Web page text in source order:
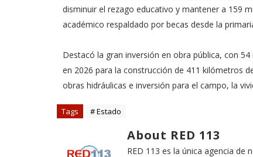
disminuir el rezago educativo y mantener a 159
académico respaldado por becas desde la
Destacó la gran inversión en obra pública, con
en 2026 para la construcción de 411 kilómetros
obras hidráulicas e inversión para el campo, la
Tags # Estado
About RED 113
RED 113 es la única agencia de